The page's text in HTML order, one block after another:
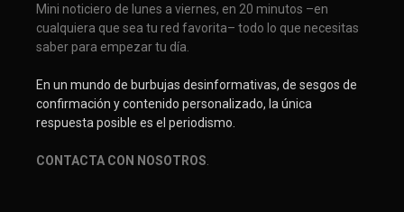
Mini noticiero de lunes a viernes, en 20 minutos –en
cualquiera que sea tu red favorita– todo lo que necesitas
saber para empezar tu día.
En un mundo de burbujas desinformativas, de sesgos de
confirmación y contenido personalizado, la única
respuesta posible es el periodismo.
CONTACTA CON NOSOTROS